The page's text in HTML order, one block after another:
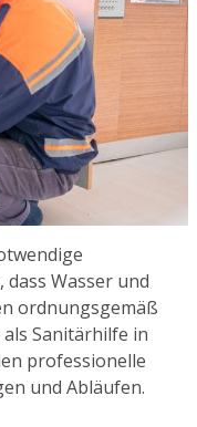
Wasser und
ordnungsgemäß
Sanitärhilfe in
professionelle
und Abläufen.